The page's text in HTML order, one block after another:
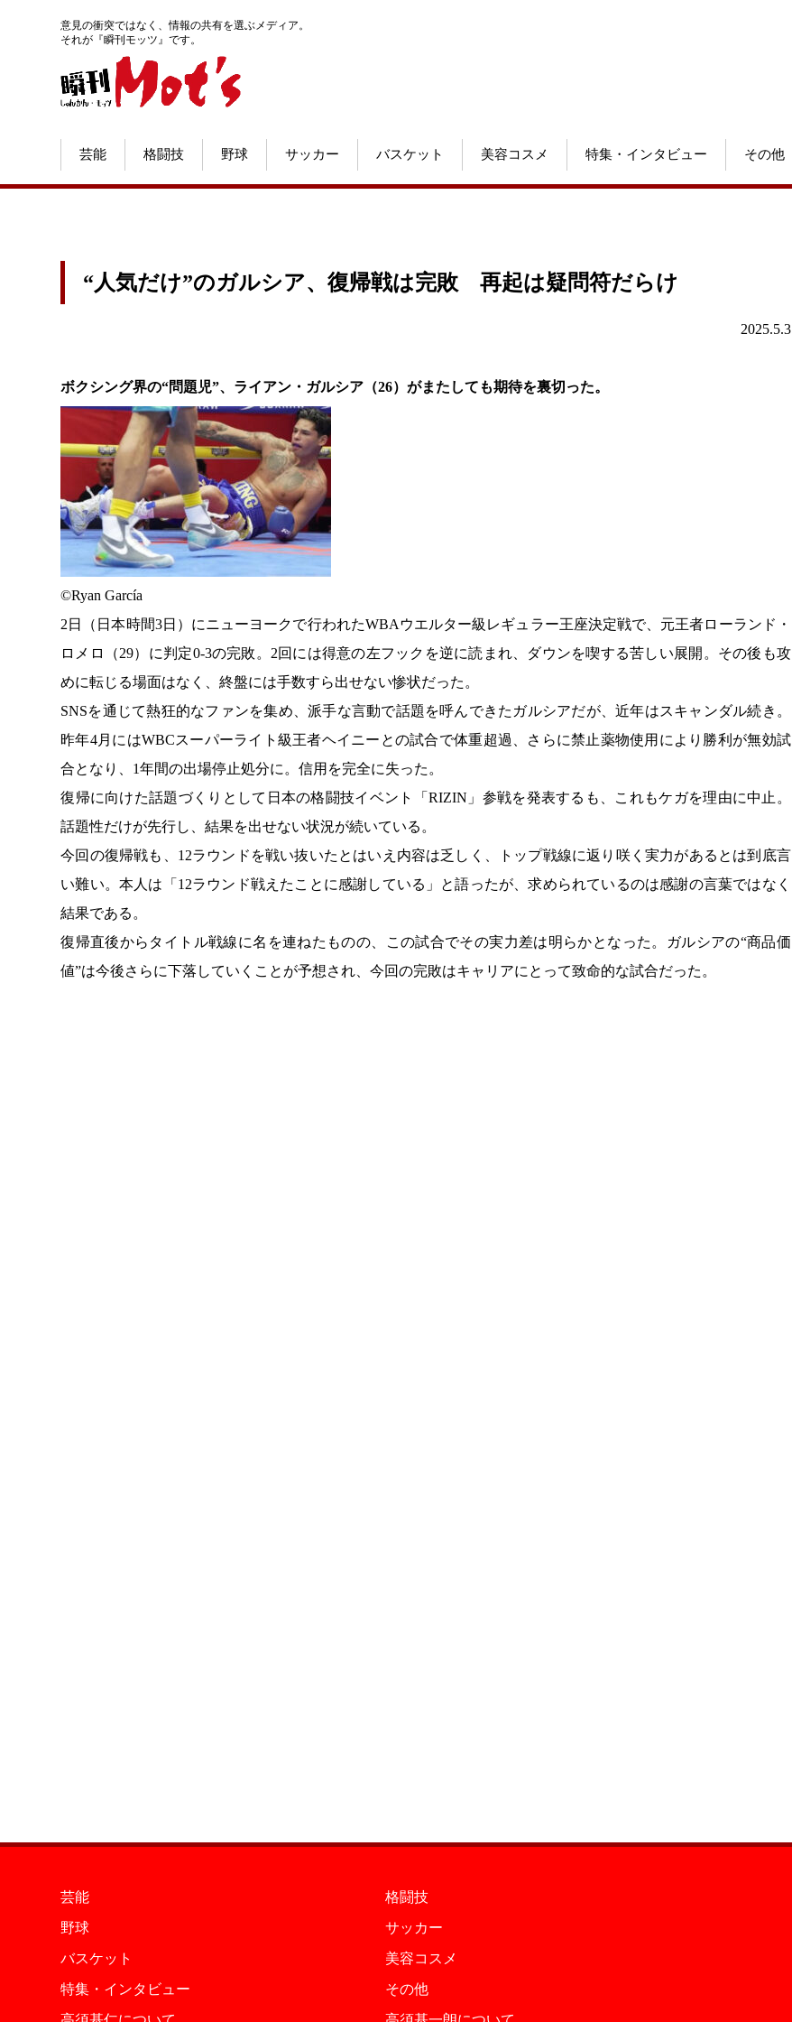
意見の衝突ではなく、情報の共有を選ぶメディア。
それが『瞬刊モッツ』です。
芸能 格闘技 野球 サッカー バスケット 美容コスメ 特集・インタビュー その他
“人気だけ”のガルシア、復帰戦は完敗 再起は疑問符だらけ
2025.5.3
ボクシング界の“問題児”、ライアン・ガルシア（26）がまたしても期待を裏切った。
©️Ryan García
2日（日本時間3日）にニューヨークで行われたWBAウエルター級レギュラー王座決定戦で、元王者ローランド・
ロメロ（29）に判定0-3の完敗。2回には得意の左フックを逆に読まれ、ダウンを喫する苦しい展開。その後も攻
めに転じる場面はなく、終盤には手数すら出せない惨状だった。
SNSを通じて熱狂的なファンを集め、派手な言動で話題を呼んできたガルシアだが、近年はスキャンダル続き。
昨年4月にはWBCスーパーライト級王者ヘイニーとの試合で体重超過、さらに禁止薬物使用により勝利が無効試
合となり、1年間の出場停止処分に。信用を完全に失った。
復帰に向けた話題づくりとして日本の格闘技イベント「RIZIN」参戦を発表するも、これもケガを理由に中止。
話題性だけが先行し、結果を出せない状況が続いている。
今回の復帰戦も、12ラウンドを戦い抜いたとはいえ内容は乏しく、トップ戦線に返り咲く実力があるとは到底言
い難い。本人は「12ラウンド戦えたことに感謝している」と語ったが、求められているのは感謝の言葉ではなく
結果である。
復帰直後からタイトル戦線に名を連ねたものの、この試合でその実力差は明らかとなった。ガルシアの“商品価
値”は今後さらに下落していくことが予想され、今回の完敗はキャリアにとって致命的な試合だった。
芸能
格闘技
野球
サッカー
バスケット
美容コスメ
特集・インタビュー
その他